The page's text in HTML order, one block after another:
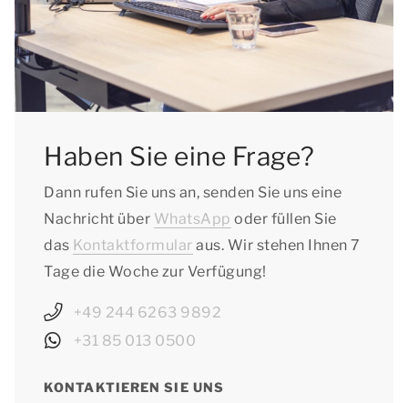
Haben Sie eine Frage?
Dann rufen Sie uns an, senden Sie uns eine
Nachricht über WhatsApp oder füllen Sie
das Kontaktformular aus. Wir stehen Ihnen 7
Tage die Woche zur Verfügung!
+49 244 6263 9892
+31 85 013 0500
KONTAKTIEREN SIE UNS